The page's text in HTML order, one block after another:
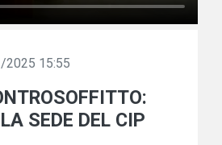
2025 15:55
SEDE DEL CIP